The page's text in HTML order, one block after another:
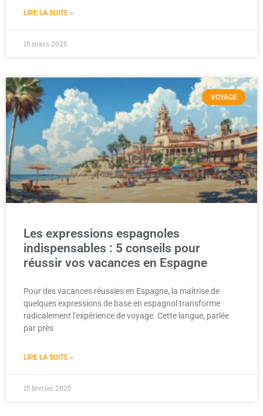
LIRE LA SUITE »
15 mars 2025
VOYAGE
Les expressions espagnoles
indispensables : 5 conseils pour
réussir vos vacances en Espagne
Pour des vacances réussies en Espagne, la maîtrise de
quelques expressions de base en espagnol transforme
radicalement l'expérience de voyage. Cette langue, parlée
par près
LIRE LA SUITE »
15 février 2025